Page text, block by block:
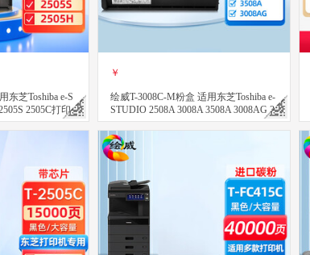
东芝Toshiba e-S
2505C打印
￥
绘威T-3008C-M粉盒 适用东芝Toshiba e-
STUDIO 2508A 3008A 3508A 3008AG 3
508AG 4508AG复印机碳粉 墨粉盒
立即购买